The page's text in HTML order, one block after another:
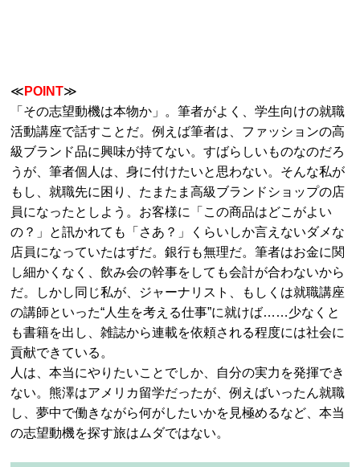
≪ POINT≫
「その志望動機は本物か」。筆者がよく、学生向けの就職
活動講座で話すことだ。例えば筆者は、ファッションの高
級ブランド品に興味が持てない。すばらしいものなのだろ
うが、筆者個人は、身に付けたいと思わない。そんな私が
もし、就職先に困り、たまたま高級ブランドショップの店
員になったとしよう。お客様に「この商品はどこがよい
の？」と訊かれても「さあ？」くらいしか言えないダメな
店員になっていたはずだ。銀行も無理だ。筆者はお金に関
し細かくなく、飲み会の幹事をしても会計が合わないから
だ。しかし同じ私が、ジャーナリスト、もしくは就職講座
の講師といった“人生を考える仕事”に就けば……少なくと
も書籍を出し、雑誌から連載を依頼される程度には社会に
貢献できている。
人は、本当にやりたいことでしか、自分の実力を発揮でき
ない。熊澤はアメリカ留学だったが、例えばいったん就職
し、夢中で働きながら何がしたいかを見極めるなど、本当
の志望動機を探す旅はムダではない。